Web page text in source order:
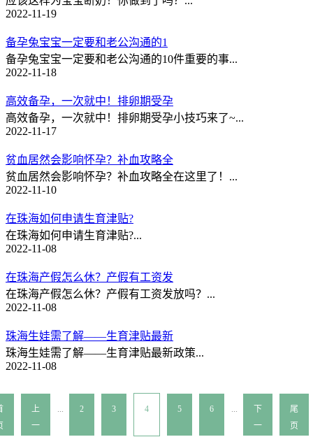
2022-11-19
备孕兔宝宝一定要和老公沟通的1
备孕兔宝宝一定要和老公沟通的10件重要的事...
2022-11-18
高效备孕，一次就中！排卵期受孕
高效备孕，一次就中！排卵期受孕小技巧来了~...
2022-11-17
贫血居然会影响怀孕？补血攻略全
贫血居然会影响怀孕？补血攻略全在这里了！...
2022-11-10
在珠海如何申请生育津贴?
在珠海如何申请生育津贴?...
2022-11-08
在珠海产假怎么休？产假有工资发
在珠海产假怎么休？产假有工资发放吗？...
2022-11-08
珠海生娃需了解——生育津贴最新
珠海生娃需了解——生育津贴最新政策...
2022-11-08
上
一
... 2 3 4 5 6 ...
下
一
尾
页